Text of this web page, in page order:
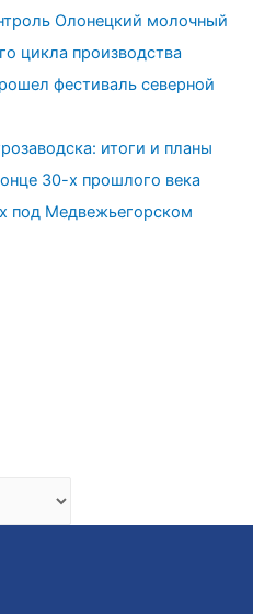
Олонецкий молочный
цикла производства
фестиваль северной
итоги и планы
30-х прошлого века
под Медвежьегорском